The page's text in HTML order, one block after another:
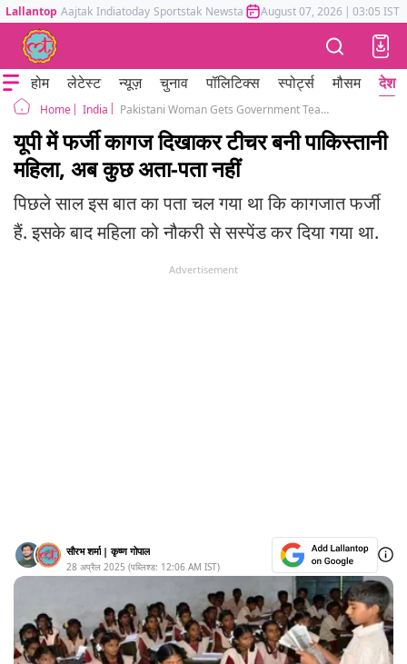
Lallantop Aajtak Indiatoday Sportstak Newstak Mumbai Tak Astrotak
August 07, 2026 | 03:05 IST
होम लेटेस्ट न्यूज़ चुनाव पॉलिटिक्स स्पोर्ट्स मौसम देश
Home India Pakistani Woman Gets Government Teacher Job in Bareilly UP
यूपी में फर्जी कागज दिखाकर टीचर बनी पाकिस्तानी
महिला, अब कुछ अता-पता नहीं
पिछले साल इस बात का पता चल गया था कि कागजात फर्जी
हैं. इसके बाद महिला को नौकरी से सस्पेंड कर दिया गया था.
Advertisement
सौरभ शर्मा | कृष्ण गोपाल
28 अप्रैल 2025 (पब्लिश्ड: 12:06 AM IST)